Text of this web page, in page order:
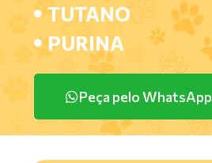
TUTANO
PURINA
Peça pelo WhatsApp